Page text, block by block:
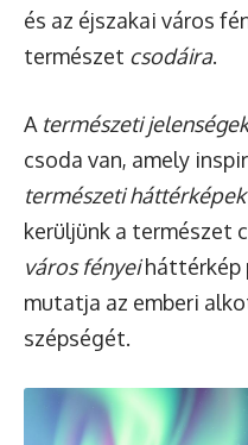
és az éjszakai város
természet csodáira.
A természeti jelenségek
csoda van, amely
természeti háttérképek
kerüljünk a természet
város fényeiháttérkép
mutatja az emberi
szépségét.